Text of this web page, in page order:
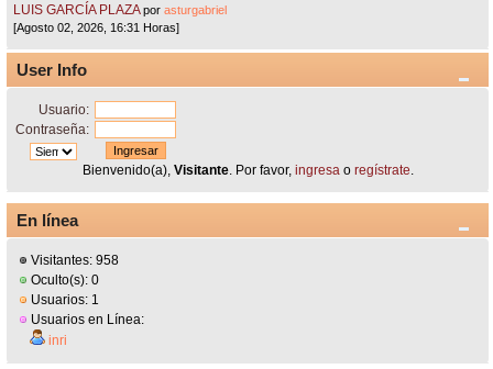
LUIS GARCÍA PLAZA porasturgabriel
[Agosto 02, 2026, 16:31 Horas]
User Info
Usuario:
Contraseña:
Bienvenido(a), Visitante. Por favor, ingresao regístrate.
En línea
Visitantes: 958
Oculto(s): 0
Usuarios: 1
Usuarios en Línea:
inri